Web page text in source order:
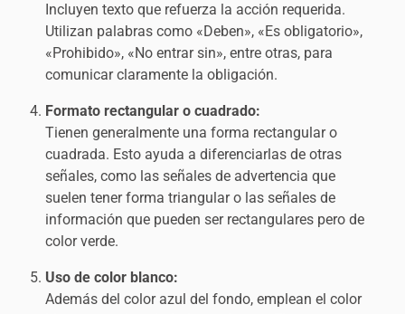
Incluyen texto que refuerza la acción requerida.
Utilizan palabras como «Deben», «Es obligatorio»,
«Prohibido», «No entrar sin», entre otras, para
comunicar claramente la obligación.
Formato rectangular o cuadrado:
Tienen generalmente una forma rectangular o
cuadrada. Esto ayuda a diferenciarlas de otras
señales, como las señales de advertencia que
suelen tener forma triangular o las señales de
información que pueden ser rectangulares pero de
color verde.
Uso de color blanco:
Además del color azul del fondo, emplean el color